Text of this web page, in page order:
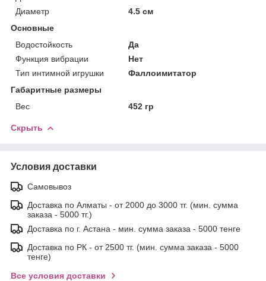
Диаметр
4.5 см
Основные
Водостойкость
Да
Функция вибрации
Нет
Тип интимной игрушки
Фаллоимитатор
Габаритные размеры
Вес
452 гр
Скрыть
Условия доставки
Самовывоз
Доставка по Алматы - от 2000 до 3000 тг. (мин. сумма
заказа - 5000 тг.)
Доставка по г. Астана - мин. сумма заказа - 5000 тенге
Доставка по РК - от 2500 тг. (мин. сумма заказа - 5000
тенге)
Все условия доставки